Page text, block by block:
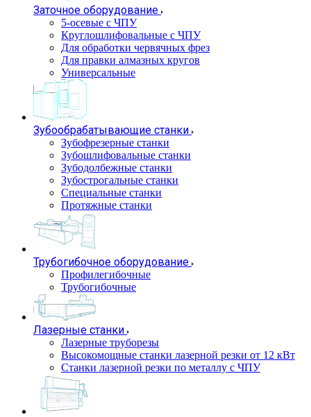
Заточное оборудование
5-осевые с ЧПУ
Круглошлифовальные с ЧПУ
Для обработки червячных фрез
Для правки алмазных кругов
Универсальные
Зубообрабатывающие станки
Зубофрезерные станки
Зубошлифовальные станки
Зубодолбежные станки
Зубострогальные станки
Специальные станки
Протяжные станки
Трубогибочное оборудование
Профилегибочные
Трубогибочные
Лазерные станки
Лазерные труборезы
Высокомощные станки лазерной резки от 12 кВт
Станки лазерной резки по металлу с ЧПУ